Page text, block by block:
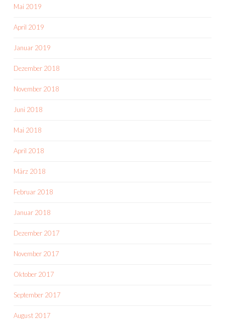
Mai 2019
April 2019
Januar 2019
Dezember 2018
November 2018
Juni 2018
Mai 2018
April 2018
März 2018
Februar 2018
Januar 2018
Dezember 2017
November 2017
Oktober 2017
September 2017
August 2017